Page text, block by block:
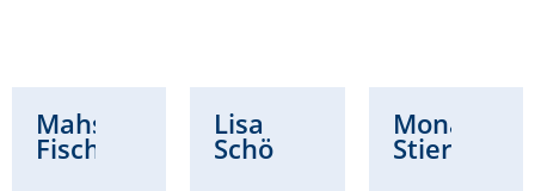
Mahsa
Fischer
Lisa
Schöllhammer
Mona
Stierwald